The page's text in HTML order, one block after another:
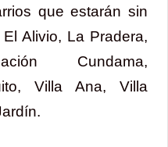
que estarán sin
Alivio, La Pradera,
Cundama,
Villa Ana, Villa